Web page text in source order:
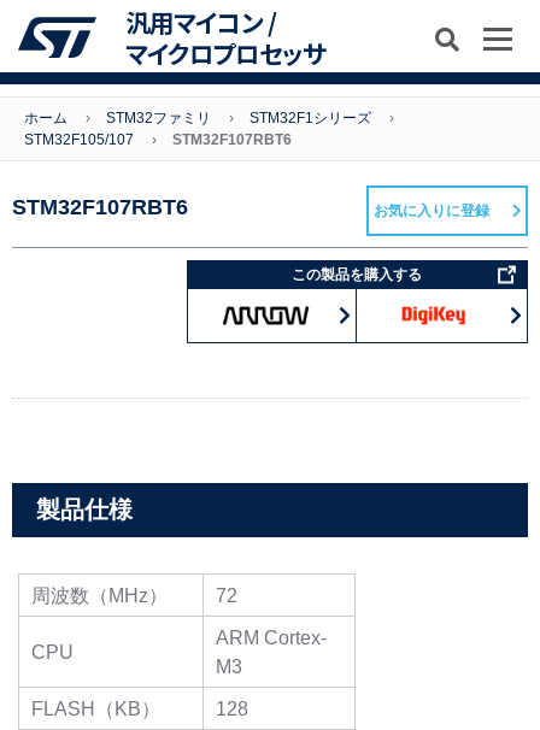
汎用マイコン /
マイクロプロセッサ
ホーム STM32ファミリ
STM32F1シリーズ
STM32F105/107
STM32F107RBT6
STM32F107RBT6
この製品を購入する
お気に入りに登録
製品仕様
周波数（MHz） 72
CPU
ARM Cortex-
M3
FLASH（KB）
128